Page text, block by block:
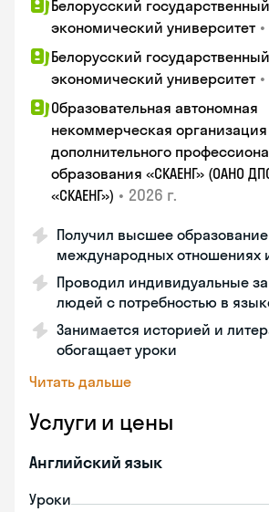
Белорусский государственный
экономический университет •
Белорусский государственный
экономический университет •
Образовательная автономная
некоммерческая организация
дополнительного
образования «СКАЕНГ» (ОАНО
«СКАЕНГ») • 2026 г.
Получил высшее
международных отношениях
Проводил индивидуальные
людей с потребностью в
Занимается историей и
обогащает уроки
Читать дальше
Услуги и цены
Английский язык
Уроки